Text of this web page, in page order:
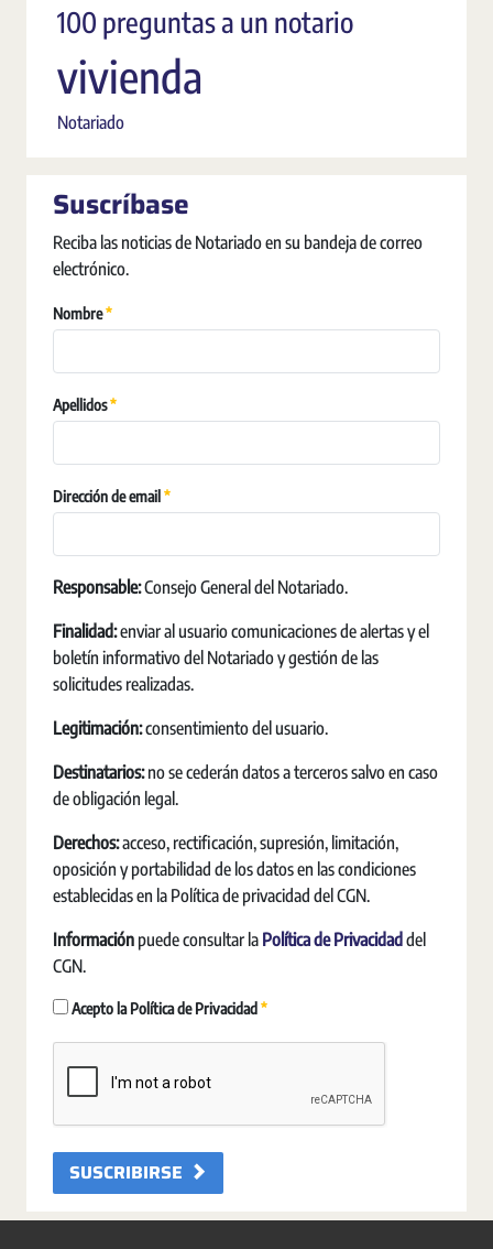
100 preguntas a un notario
vivienda
Notariado
Suscríbase
Reciba las noticias de Notariado en su bandeja de correo
electrónico.
Nombre Obligatori
Apellidos Obligatori
Dirección de email Obligatori
Responsable:Consejo General del Notariado.
Finalidad:enviar al usuario comunicaciones de alertas y el
boletín informativo del Notariado y gestión de las
solicitudes realizadas.
Legitimación:consentimiento del usuario.
Destinatarios:no se cederán datos a terceros salvo en caso
de obligación legal.
Derechos:acceso, rectificación, supresión, limitación,
oposición y portabilidad de los datos en las condiciones
establecidas en la Política de privacidad del CGN.
Información puede consultar la Política de Privacidad del
CGN.
Acepto la Política de Privacidad Obligatori
SUSCRIBIRSE